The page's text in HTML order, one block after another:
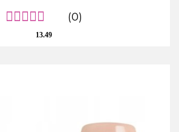
(0)
13.49